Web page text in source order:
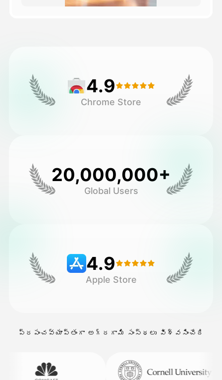
4.9
Chrome Store
20,000,000+
Global Users
4.9
Apple Store
ప్రపంచవ్యాప్తంగా అగ్రగామి సంస్థలు విశ్వసించేది